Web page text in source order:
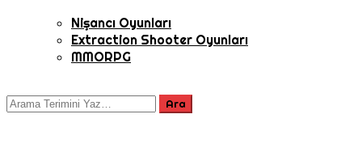
Nişancı Oyunları
Extraction Shooter Oyunları
MMORPG